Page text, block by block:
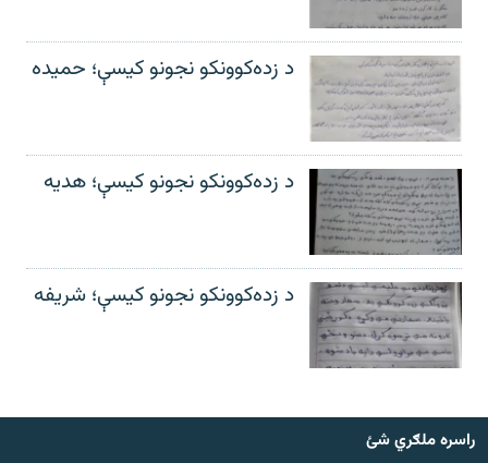
د زده‌کوونکو نجونو کیسې؛ حمیده
د زده‌کوونکو نجونو کیسې؛ هدیه
د زده‌کوونکو نجونو کیسې؛ شریفه
راسره ملګري شئ